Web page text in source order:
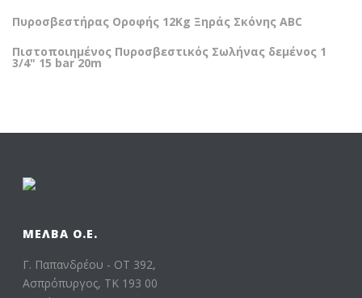
Πυροσβεστήρας Οροφής 12Kg Ξηράς Σκόνης ABC
Πιστοποιημένος Πυροσβεστικός Σωλήνας δεμένος 1
3/4" 15 bar 20m
ΜΕΛΒΑ Ο.Ε.
Γ. Παπανδρέου - ΟΤ 392,
Ασπρόπυργος, ΤΚ 193 00